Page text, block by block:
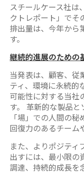
スチールケース社は
クトレポート」でそ
排出量は、今年から
す。
継続的進展のための
当発表は、顧客、従
ティ、環境に永続的
可能性に対する当社
す。 革新的な製品
「場」での人間の
回復力のあるチーム
また、よりポジティ
出すには、最小限の
調達、持続的成長を